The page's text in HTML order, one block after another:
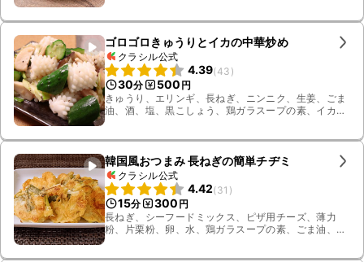
ゴロゴロきゅうりとイカの中華炒め
クラシル公式
4.39(43 )
30分 500 円
きゅうり、エリンギ、長ねぎ、ニンニク、生姜、ごま
油、酒、塩、黒こしょう、鶏ガラスープの素、イカ、
韓国風おつまみ 長ねぎの簡単チヂミ
クラシル公式
4.42(31 )
15分 300 円
長ねぎ、シーフードミックス、ピザ用チーズ、薄力
粉、片栗粉、卵、水、鶏ガラスープの素、ごま油、